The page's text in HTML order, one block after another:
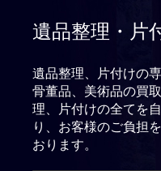
遺品整理・片
遺品整理、片付けの
骨董品、美術品の買
理、片付けの全てを
り、お客様のご負担
おります。